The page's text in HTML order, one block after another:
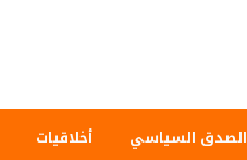
الصدق السياسي أخلاقيات